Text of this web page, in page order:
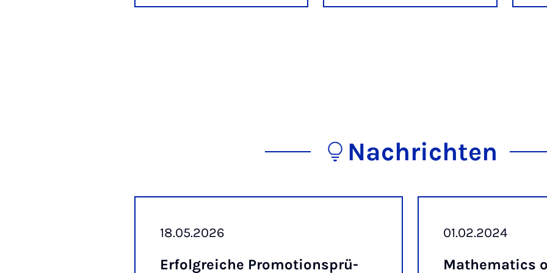
Nachrichten
18.05.2026
Er­folg­rei­che Pro­mo­ti­ons­prü­
01.02.2024
Ma­the­ma­tics